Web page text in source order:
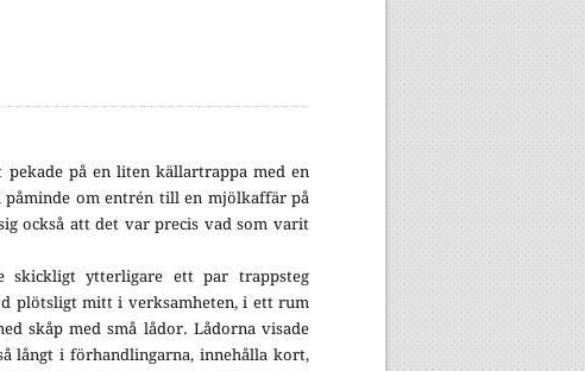
på en liten källartrappa med en
påminde om entrén till en mjölkaffär på
också att det var precis vad som varit
skickligt ytterligare ett par trappsteg
plötsligt mitt i verksamheten, i ett rum
skåp med små lådor. Lådorna visade
långt i förhandlingarna, innehålla kort,